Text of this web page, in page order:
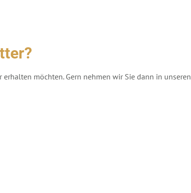
möchten. Gern nehmen wir Sie dann in unseren